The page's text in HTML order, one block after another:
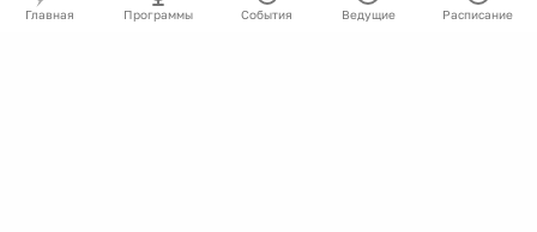
Главная Программы События Ведущие Расписание